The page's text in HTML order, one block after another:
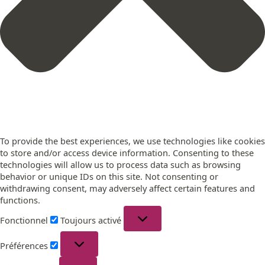
To provide the best experiences, we use technologies like cookies
to store and/or access device information. Consenting to these
technologies will allow us to process data such as browsing
behavior or unique IDs on this site. Not consenting or
withdrawing consent, may adversely affect certain features and
functions.
Fonctionnel
Toujours activé
Préférences